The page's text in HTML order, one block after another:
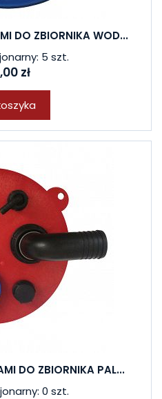
DO ZBIORNIKA WOD...
5 szt.
zł
DO ZBIORNIKA PAL...
0 szt.